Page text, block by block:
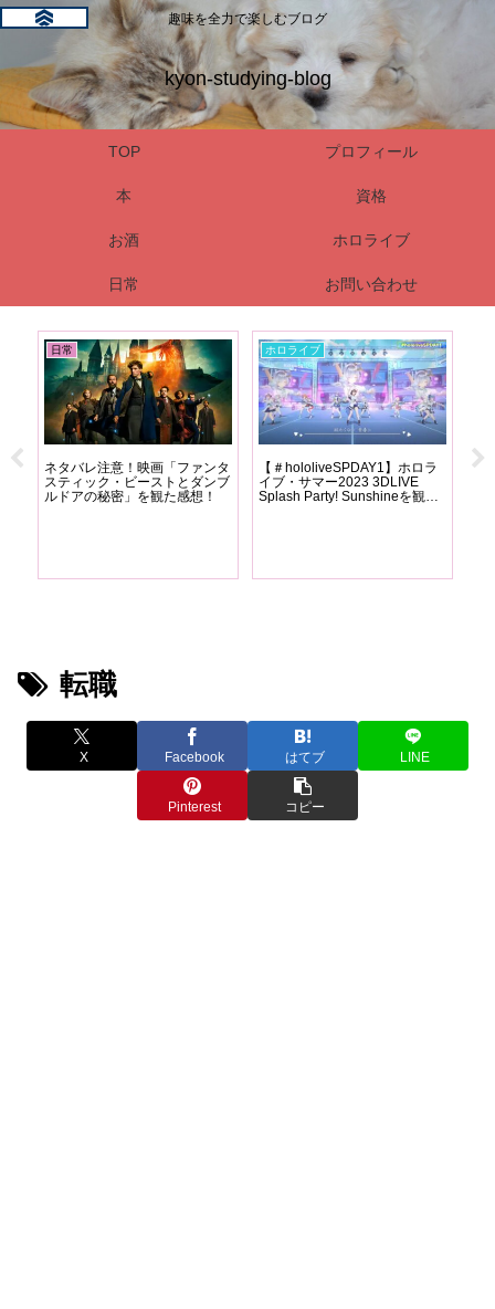
趣味を全力で楽しむブログ
kyon-studying-blog
TOP プロフィール
本 資格
お酒 ホロライブ
日常 お問い合わせ
日常
ネタバレ注意！映画「ファンタ
スティック・ビーストとダンブ
ルドアの秘密」を観た感想！
ホロライブ
【＃hololiveSPDAY1】ホロラ
イブ・サマー2023 3DLIVE
Splash Party! Sunshineを観た
危
転職
X Facebook はてブ LINE
Pinterest コピー